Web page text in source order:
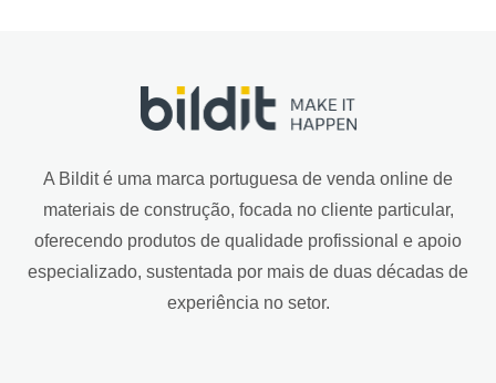
A Bildit é uma marca portuguesa de venda online de
materiais de construção, focada no cliente particular,
oferecendo produtos de qualidade profissional e apoio
especializado, sustentada por mais de duas décadas de
experiência no setor.